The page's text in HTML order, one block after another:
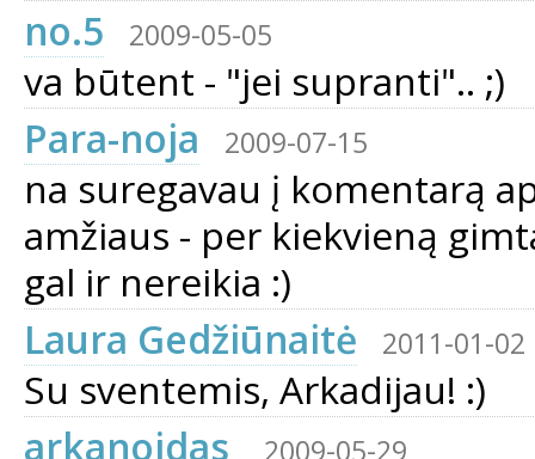
no.5
2009-05-05
va būtent - "jei supranti".. ;)
Para-noja
2009-07-15
na suregavau į komentarą
amžiaus - per kiekvieną
gal ir nereikia :)
Laura Gedžiūnaitė
2011-01-02
Su sventemis, Arkadijau! :)
arkanoidas
2009-05-29